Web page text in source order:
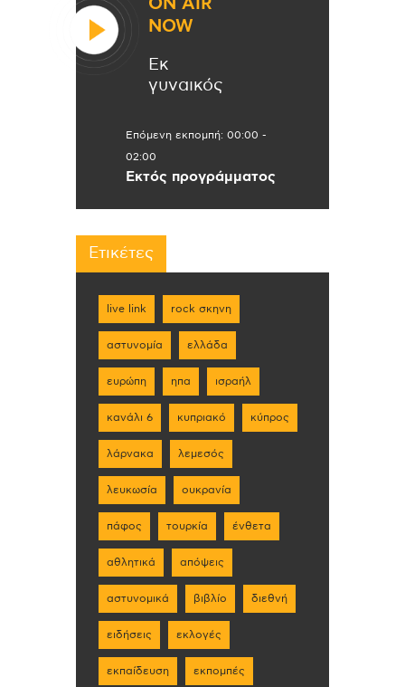
ON AIR
NOW
Εκ
γυναικός
Επόμενη εκπομπή: 00:00 -
02:00
Εκτός προγράμματος
Ετικέτες
live link rock σκηνη
αστυνομία ελλάδα
ευρώπη ηπα ισραήλ
κανάλι 6 κυπριακό κύπρος
λάρνακα λεμεσός
λευκωσία ουκρανία
πάφος τουρκία ένθετα
αθλητικά απόψεις
αστυνομικά βιβλίο διεθνή
ειδήσεις εκλογές
εκπαίδευση εκπομπές